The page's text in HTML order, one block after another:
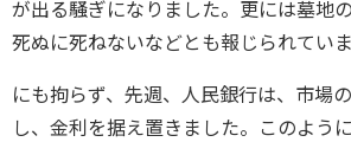
が出る騒ぎになりました。更には墓地
死ぬに死ねないなどとも報じられていま
にも拘らず、先週、人民銀行は、市場
し、金利を据え置きました。このよう